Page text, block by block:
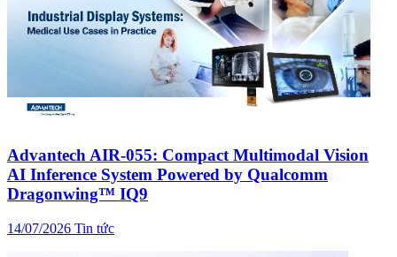
Advantech AIR-055: Compact Multimodal Vision
AI Inference System Powered by Qualcomm
Dragonwing™ IQ9
14/07/2026 Tin tức